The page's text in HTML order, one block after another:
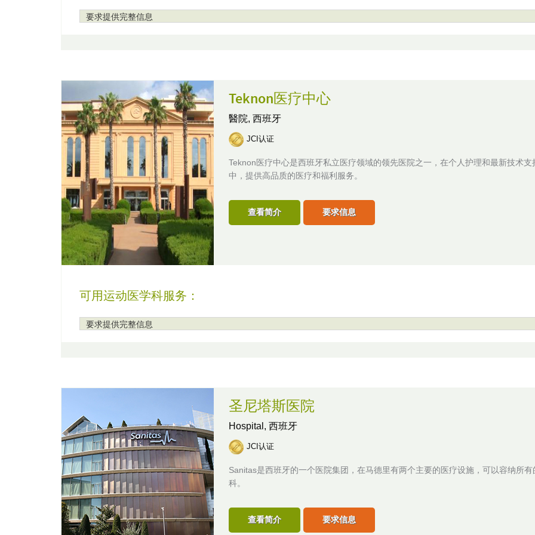
要求提供完整信息
Teknon医疗中心
醫院, 西班牙
JCI认证
Teknon医疗中心是西班牙私立医疗领域的领先医院之一，在个人护理和最新技术支
中，提供高品质的医疗和福利服务。
查看简介 要求信息
可用运动医学科服务：
要求提供完整信息
圣尼塔斯医院
Hospital, 西班牙
JCI认证
Sanitas是西班牙的一个医院集团，在马德里有两个主要的医疗设施，可以容纳所有
科。
查看简介 要求信息